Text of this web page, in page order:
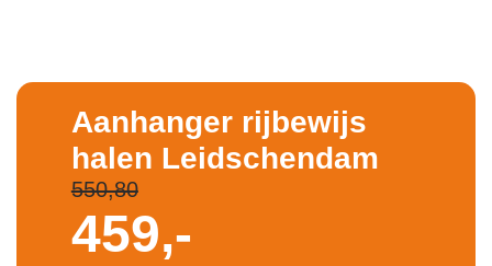
Aanhanger rijbewijs
halen Leidschendam
550,80
459,-